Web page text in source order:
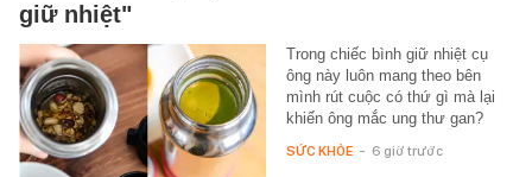
giữ nhiệt"
Trong chiếc bình giữ nhiệt cụ
ông này luôn mang theo bên
mình rút cuộc có thứ gì mà lại
khiến ông mắc ung thư gan?
SỨC KHỎE - 6 giờ trước